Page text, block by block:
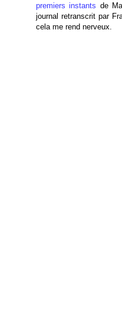
premiers instants de
journal retranscrit par
cela me rend nerveux.